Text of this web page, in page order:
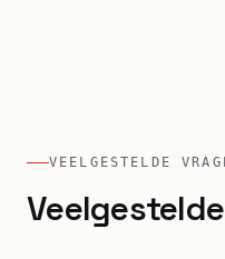
VEELGESTELDE